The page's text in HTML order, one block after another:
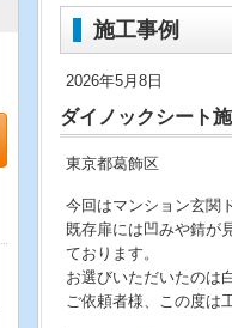
施工事例
2026年5月8日
ダイノックシート
東京都葛飾区
今回はマンション玄関
既存扉には凹みや錆が
ております。
お選びいただいたのは
ご依頼者様、この度は